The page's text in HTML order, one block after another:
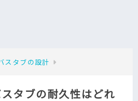
スタブの設計
タブの耐久性はどれ